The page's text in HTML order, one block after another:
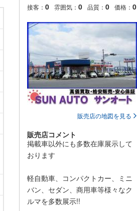
接客： 0 雰囲気： 0 品質： 0 価格： 0
販売店の地図を見る
販売店コメント
掲載車以外にも多数在庫展示して
おります
軽自動車、コンパクトカー、ミニ
バン、セダン、商用車等様々なク
ルマを多数展示!!